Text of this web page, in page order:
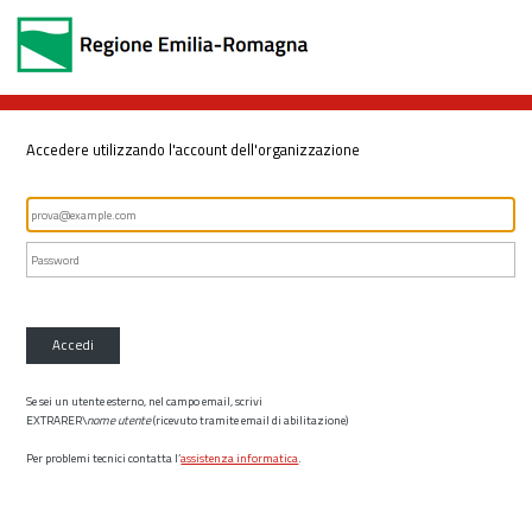
Accedere utilizzando l'account dell'organizzazione
Accedi
Se sei un utente esterno, nel campo email, scrivi
EXTRARER\nome utente(ricevuto tramite email di abilitazione)
Per problemi tecnici contatta l’assistenza informatica.